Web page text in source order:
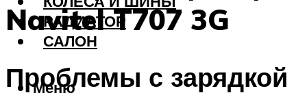
РАДИАТОР
САЛОН
Меню
Navitel T707 3G
Проблемы с зарядкой